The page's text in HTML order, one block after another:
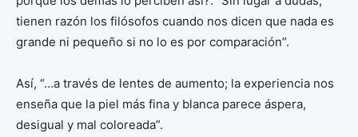
tienen razón los filósofos cuando nos dicen que nada es
grande ni pequeño si no lo es por comparación”.
Así, “…a través de lentes de aumento; la experiencia nos
enseña que la piel más fina y blanca parece áspera,
desigual y mal coloreada”.